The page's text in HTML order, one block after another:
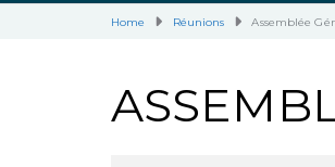
Home Réunions Assemblée